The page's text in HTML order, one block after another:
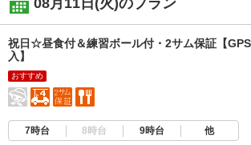
08月11日(火)のプラン
祝日☆昼食付＆練習ボール付・2サム保証【
入】
おすすめ
7時台 8時台 9時台 他